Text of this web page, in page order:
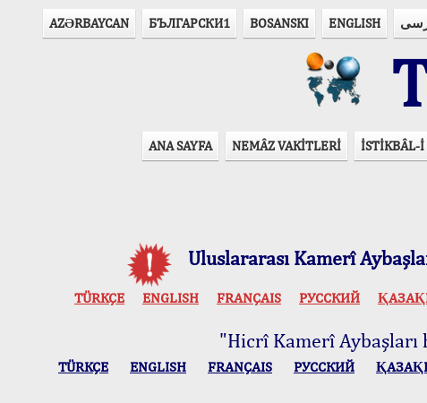
AZӘRBAYCAN БЪЛГАРСКИ1 BOSANSKI ENGLISH
ANA SAYFA NEMÂZ VAKİTLERİ İSTİKBÂL-
Uluslararası Kamerî
TÜRKÇE ENGLISH FRANÇAIS РУССКИЙ
"Hicrî Kamerî Aybaşları
TÜRKÇE ENGLISH FRANÇAIS РУССКИЙ